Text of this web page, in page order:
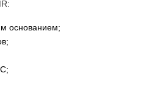
основанием;